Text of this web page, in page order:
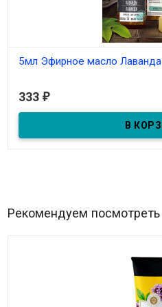
5мл Эфирное масло Лаванда
333 ₽
Рекомендуем посмотреть